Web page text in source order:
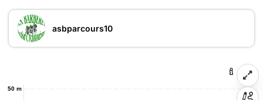
asbparcours10
50 m